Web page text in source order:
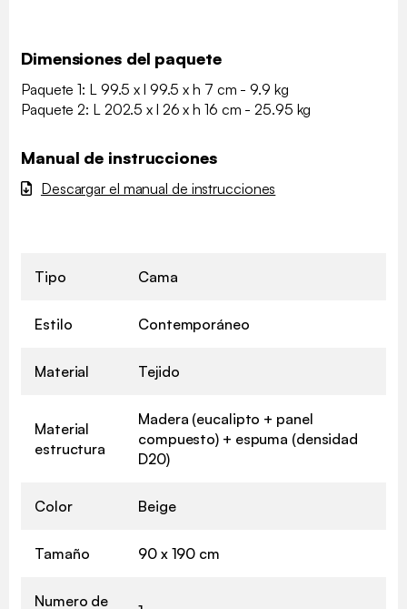
Dimensiones del paquete
Paquete 1: L 99.5 x l 99.5 x h 7 cm - 9.9 kg
Paquete 2: L 202.5 x l 26 x h 16 cm - 25.95 kg
Manual de instrucciones
Descargar el manual de instrucciones
Tipo Cama
Estilo Contemporáneo
Material Tejido
Material
estructura
Madera (eucalipto + panel
compuesto) + espuma (densidad
D20)
Color Beige
Tamaño 90 x 190 cm
Numero de